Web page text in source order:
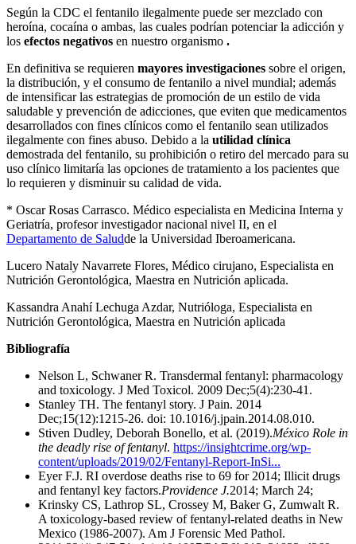
Según la CDC el fentanilo ilegalmente puede ser mezclado con
heroína, cocaína o ambas, las cuales podrían potenciar la adicción y
los efectos negativos en nuestro organismo .
En definitiva se requieren mayores investigaciones sobre el origen,
la distribución, y el consumo de fentanilo a nivel mundial; además
de intensificar las estrategias de promoción de un estilo de vida
saludable y prevención de adicciones, que eviten que medicamentos
desarrollados con fines clínicos como el fentanilo sean utilizados
ilegalmente con fines abuso. Debido a la utilidad clínica
demostrada del fentanilo, su prohibición o retiro del mercado para su
uso clínico limitaría las opciones de tratamiento a los pacientes que
lo requieren y disminuir su calidad de vida.
* Oscar Rosas Carrasco. Médico especialista en Medicina Interna y
Geriatría, profesor investigador nacional nivel II, en el
Departamento de Saludde la Universidad Iberoamericana.
Lucero Nataly Navarrete Flores, Médico cirujano, Especialista en
Nutrición Gerontológica, Maestra en Nutrición aplicada.
Kassandra Anahí Lechuga Azdar, Nutrióloga, Especialista en
Nutrición Gerontológica, Maestra en Nutrición aplicada
Bibliografía
Nelson L, Schwaner R. Transdermal fentanyl: pharmacology
and toxicology. J Med Toxicol. 2009 Dec;5(4):230-41.
Stanley TH. The fentanyl story. J Pain. 2014
Dec;15(12):1215-26. doi: 10.1016/j.jpain.2014.08.010.
Stiven Dudley, Deborah Bonello, et al. (2019).México Role in
the deadly rise of fentanyl. https://insightcrime.org/wp-
content/uploads/2019/02/Fentanyl-Report-InSi...
Eyer F.J. RI overdose deaths rise to 69 for 2014; Illicit drugs
and fentanyl key factors.Providence J.2014; March 24;
Krinsky CS, Lathrop SL, Crossey M, Baker G, Zumwalt R.
A toxicology-based review of fentanyl-related deaths in New
Mexico (1986-2007). Am J Forensic Med Pathol.